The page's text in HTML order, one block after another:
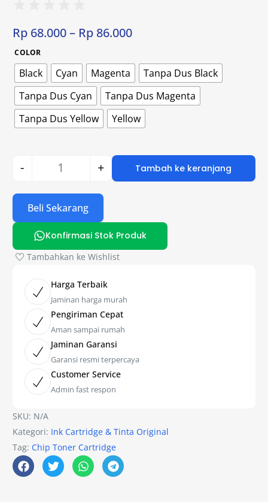
Rp 68.000– Rp 86.000
COLOR
Black Cyan Magenta
Tanpa Dus Black
Tanpa Dus Cyan
Tanpa Dus Magenta
Tanpa Dus Yellow
Yellow
- + Tambah ke keranjang
Beli Sekarang
Konfirmasi Stok Produk
Tambahkan ke Wishlist
Harga Terbaik
Jaminan harga murah
Pengiriman Cepat
Aman sampai rumah
Jaminan Garansi
Garansi resmi terpercaya
Customer Service
Admin fast respon
SKU: N/A
Kategori: Ink Cartridge & Tinta Original
Tag: Chip Toner Cartridge